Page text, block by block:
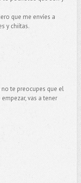
que me envíes a
y chiítas.
te preocupes que el
vas a tener